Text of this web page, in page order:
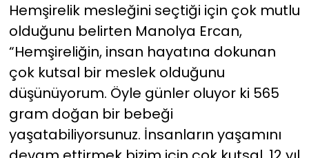
Hemşirelik mesleğini seçtiği için çok mutlu
olduğunu belirten Manolya Ercan,
“Hemşireliğin, insan hayatına dokunan
çok kutsal bir meslek olduğunu
düşünüyorum. Öyle günler oluyor ki 565
gram doğan bir bebeği
yaşatabiliyorsunuz. İnsanların yaşamını